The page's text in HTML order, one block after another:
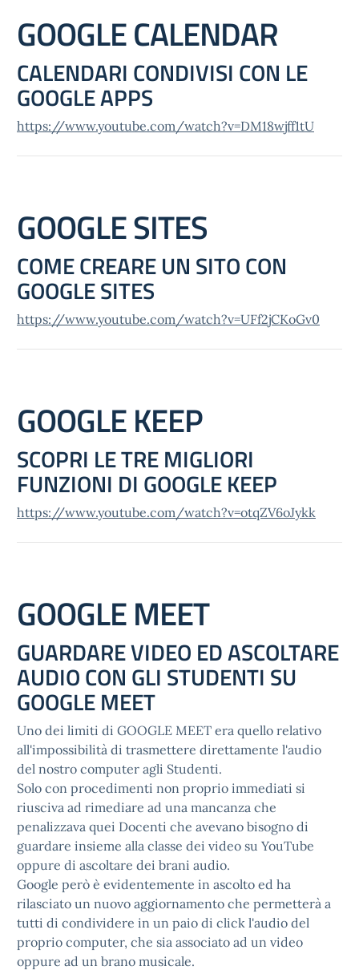
GOOGLE CALENDAR
CALENDARI CONDIVISI CON LE
GOOGLE APPS
https://www.youtube.com/watch?v=DM18wjff1tU
GOOGLE SITES
COME CREARE UN SITO CON
GOOGLE SITES
https://www.youtube.com/watch?v=UFf2jCKoGv0
GOOGLE KEEP
SCOPRI LE TRE MIGLIORI
FUNZIONI DI GOOGLE KEEP
https://www.youtube.com/watch?v=otqZV6oJykk
GOOGLE MEET
GUARDARE VIDEO ED ASCOLTARE
AUDIO CON GLI STUDENTI SU
GOOGLE MEET
Uno dei limiti di GOOGLE MEET era quello relativo
all'impossibilità di trasmettere direttamente l'audio
del nostro computer agli Studenti.
Solo con procedimenti non proprio immediati si
riusciva ad rimediare ad una mancanza che
penalizzava quei Docenti che avevano bisogno di
guardare insieme alla classe dei video su YouTube
oppure di ascoltare dei brani audio.
Google però è evidentemente in ascolto ed ha
rilasciato un nuovo aggiornamento che permetterà a
tutti di condividere in un paio di click l'audio del
proprio computer, che sia associato ad un video
oppure ad un brano musicale.